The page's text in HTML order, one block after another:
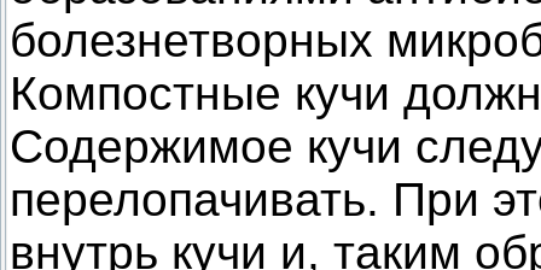
болезнетворных
Компостные кучи
Содержимое кучи
перелопачивать. При
внутрь кучи и, таким